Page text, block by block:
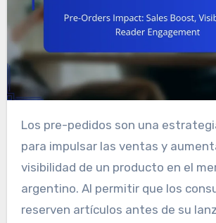
Los pre-pedidos son una estrategia efectiva
para impulsar las ventas y
visibilidad de un producto en el
argentino. Al permitir que los
reserven artículos antes de su